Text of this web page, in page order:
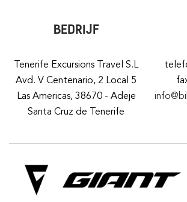
BEDRIJF
Tenerife Excursions Travel S.L
Avd. V Centenario, 2 Local 5
Las Americas, 38670 - Adeje
Santa Cruz de Tenerife